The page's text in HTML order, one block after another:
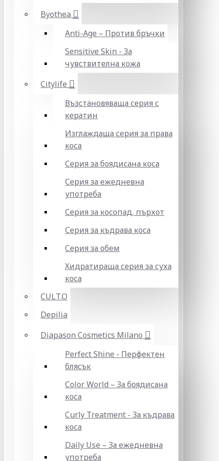
Byothea
Anti-Age – Против бръчки
Sensitive Skin - За
чувствителна кожа
Citylife
Възстановяваща серия с
кератин
Изглаждаща серия за права
коса
Серия за боядисана коса
Серия за ежедневна
употреба
Серия за косопад, пърхот
Серия за къдрава коса
Серия за обем
Хидратираща серия за суха
коса
CULT.O
Depilia
Diapason Cosmetics Milano
Perfect Shine - Перфектен
блясък
Color World – За боядисана
коса
Curly Treatment - За къдрава
коса
Daily Use – За ежедневна
употреба